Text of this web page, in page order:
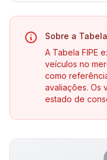
Sobre a
A Tabela FIPE
veículos no
como
avaliações. Os
estado de